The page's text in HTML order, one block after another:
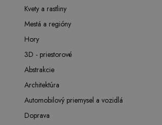
Kvety a rastliny
Mestá a regióny
Hory
3D - priestorové
Abstrakcie
Architektúra
Automobilový priemysel a vozidlá
Doprava